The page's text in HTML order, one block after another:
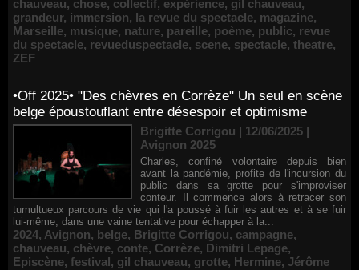
chauveau, chose, collectif, expérience, gil chauveau,
grandeur, immersion, la revue du spectacle, magazine,
Marseille, musique, nature, pareille, poème, public, revue
du spectacle, revueduspectacle, scene, spectacle, theatre,
ZEF
•Off 2025• "Des chèvres en Corrèze" Un seul en scène
belge époustouflant entre désespoir et optimisme
Brigitte Corrigou | 12/06/2025 |
Avignon 2025
Charles, confiné volontaire depuis bien
avant la pandémie, profite de l'incursion du
public dans sa grotte pour s'improviser
conteur. Il commence alors à retracer son
tumultueux parcours de vie qui l'a poussé à fuir les autres et à se fuir
lui-même, dans une vaine tentative pour échapper à la...
2024, Avignon, belge, Brigitte Corrigou, campagne,
chauveau, chèvre, conte, Corrèze, Dimitri Lepage,
Episcène, festival, gil chauveau, grotte, Hermine, Jérôme